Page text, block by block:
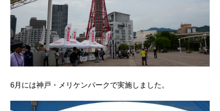
6月には神戸・メリケンパークで実施しました。